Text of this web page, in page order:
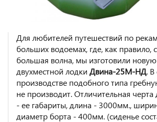
Для любителей путешествий по
больших водоемах, где, как правило,
большая волна, мы изготовили
двухместной лодки Двина-25М-НД. В
производстве подобного типа
не производит. Отличительная
- ее габариты, длина - 3000мм.,
диаметр борта - 400мм. (сиденье